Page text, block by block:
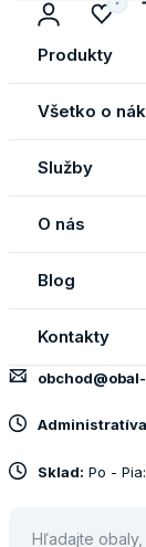
Produkty
Všetko o
Služby
O nás
Blog
Kontakty
Sklad: Po -